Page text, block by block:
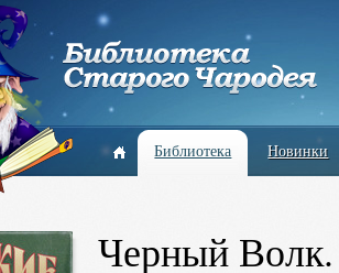
Библиотека Новинки
Черный Волк.